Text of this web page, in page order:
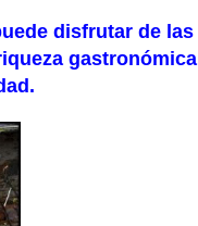
disfrutar de las
gastronómica